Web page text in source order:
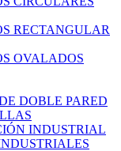
RECTANGULAR
OVALADOS
DOBLE PARED
INDUSTRIAL